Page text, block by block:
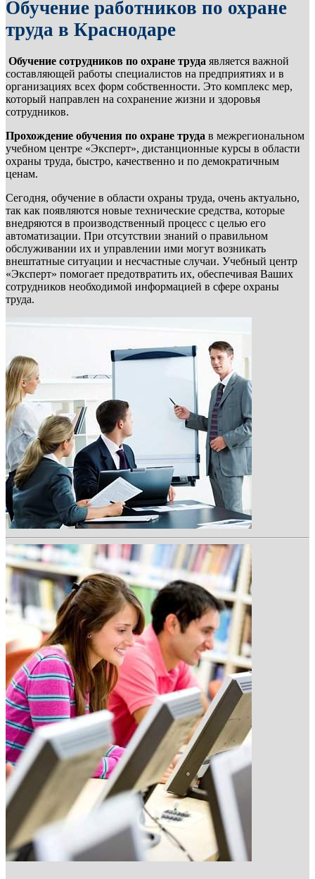
Обучение работников по охране
труда в Краснодаре
Обучение сотрудников по охране труда является важной
составляющей работы специалистов на предприятиях и в
организациях всех форм собственности. Это комплекс мер,
который направлен на сохранение жизни и здоровья
сотрудников.
Прохождение обучения по охране труда в межрегиональном
учебном центре «Эксперт», дистанционные курсы в области
охраны труда, быстро, качественно и по демократичным
ценам.
Сегодня, обучение в области охраны труда, очень актуально,
так как появляются новые технические средства, которые
внедряются в производственный процесс с целью его
автоматизации. При отсутствии знаний о правильном
обслуживании их и управлении ими могут возникать
внештатные ситуации и несчастные случаи. Учебный центр
«Эксперт» помогает предотвратить их, обеспечивая Ваших
сотрудников необходимой информацией в сфере охраны
труда.